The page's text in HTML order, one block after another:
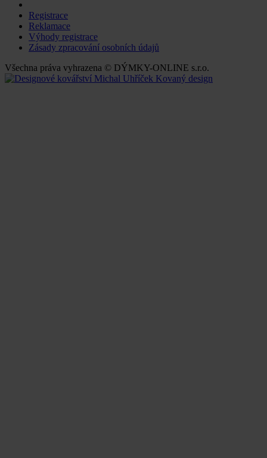
Registrace
Reklamace
Výhody registrace
Zásady zpracování osobních údajů
Všechna práva vyhrazena © DÝMKY-ONLINE s.r.o.
Kovaný design